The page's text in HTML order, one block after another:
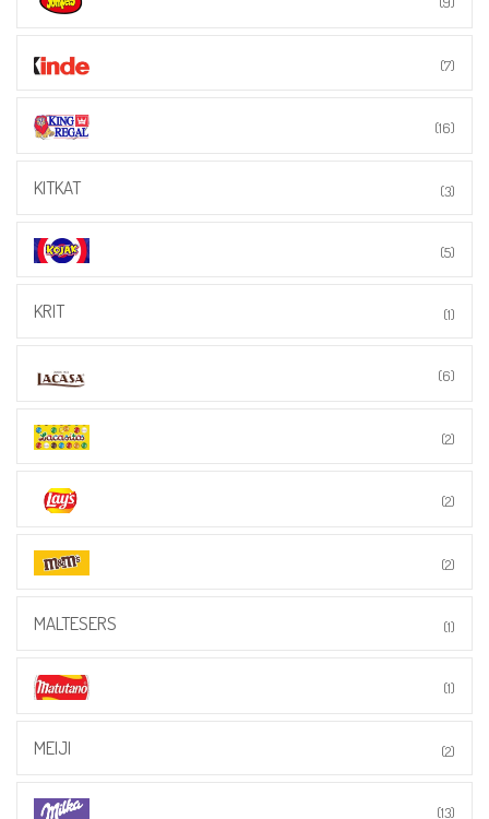
(7)
(16)
KITKAT (3)
(5)
KRIT (1)
(6)
(2)
(2)
(2)
MALTESERS (1)
(1)
MEIJI (2)
(13)